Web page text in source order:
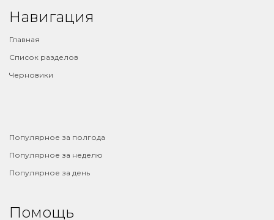
Навигация
Главная
Список разделов
Черновики
Популярное за полгода
Популярное за неделю
Популярное за день
Помощь